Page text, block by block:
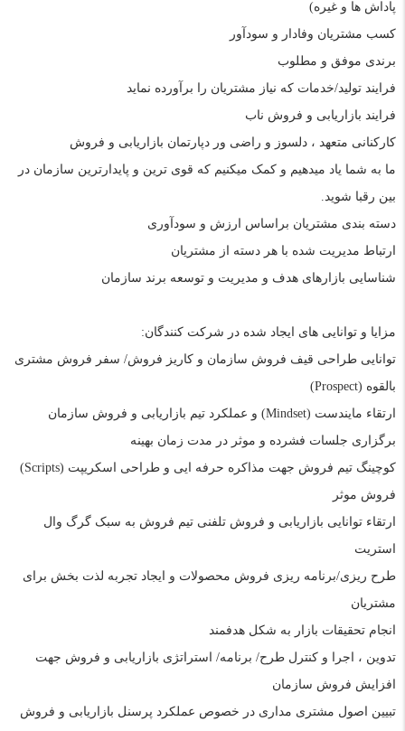
پاداش ها و غیره)
کسب مشتریان وفادار و سودآور
برندی موفق و مطلوب
فرایند تولید/خدمات که نیاز مشتریان را برآورده نماید
فرایند بازاریابی و فروش ناب
کارکنانی متعهد ، دلسوز و راضی ور دپارتمان بازاریابی و فروش
ما به شما یاد میدهیم و کمک میکنیم که قوی ترین و پایدارترین سازمان در
بین رقبا شوید.
دسته بندی مشتریان براساس ارزش و سودآوری
ارتباط مدیریت شده با هر دسته از مشتریان
شناسایی بازارهای هدف و مدیریت و توسعه برند سازمان
مزایا و توانایی های ایجاد شده در شرکت کنندگان:
توانایی طراحی قیف فروش سازمان و کاریز فروش/ سفر فروش مشتری
بالقوه (Prospect)
ارتقاء مایندست (Mindset) و عملکرد تیم بازاریابی و فروش سازمان
برگزاری جلسات فشرده و موثر در مدت زمان بهینه
کوچینگ تیم فروش جهت مذاکره حرفه ایی و طراحی اسکریپت (Scripts
)
فروش موثر
ارتقاء توانایی بازاریابی و فروش تلفنی تیم فروش به سبک گرگ وال
استریت
طرح ریزی/برنامه ریزی فروش محصولات و ایجاد تجربه لذت بخش برای
مشتریان
انجام تحقیقات بازار به شکل هدفمند
تدوین ، اجرا و کنترل طرح/ برنامه/ استراتژی بازاریابی و فروش جهت
افزایش فروش سازمان
تبیین اصول مشتری مداری در خصوص عملکرد پرسنل بازاریابی و فروش